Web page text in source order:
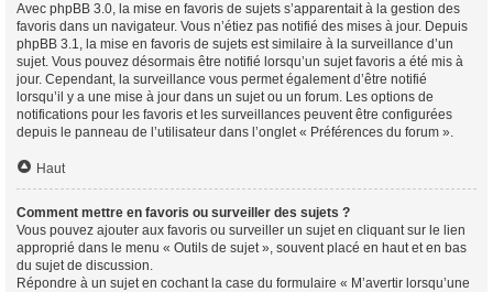
Avec phpBB 3.0, la mise en favoris de sujets s’apparentait à la gestion des
favoris dans un navigateur. Vous n’étiez pas notifié des mises à jour. Depuis
phpBB 3.1, la mise en favoris de sujets est similaire à la surveillance d’un
sujet. Vous pouvez désormais être notifié lorsqu’un sujet favoris a été mis à
jour. Cependant, la surveillance vous permet également d’être notifié
lorsqu’il y a une mise à jour dans un sujet ou un forum. Les options de
notifications pour les favoris et les surveillances peuvent être configurées
depuis le panneau de l’utilisateur dans l’onglet « Préférences du forum ».
Haut
Comment mettre en favoris ou surveiller des sujets ?
Vous pouvez ajouter aux favoris ou surveiller un sujet en cliquant sur le lien
approprié dans le menu « Outils de sujet », souvent placé en haut et en bas
du sujet de discussion.
Répondre à un sujet en cochant la case du formulaire « M’avertir lorsqu’une